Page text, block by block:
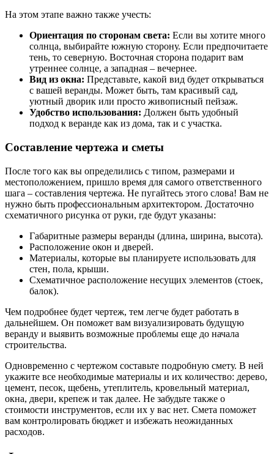
На этом этапе важно также учесть:
Ориентация по сторонам света: Если вы хотите много
солнца, выбирайте южную сторону. Если предпочитаете
тень, то северную. Восточная сторона подарит вам
утреннее солнце, а западная – вечернее.
Вид из окна: Представьте, какой вид будет открываться
с вашей веранды. Может быть, там красивый сад,
уютный дворик или просто живописный пейзаж.
Удобство использования: Должен быть удобный
подход к веранде как из дома, так и с участка.
Составление чертежа и сметы
После того как вы определились с типом, размерами и
местоположением, пришло время для самого ответственного
шага – составления чертежа. Не пугайтесь этого слова! Вам не
нужно быть профессиональным архитектором. Достаточно
схематичного рисунка от руки, где будут указаны:
Габаритные размеры веранды (длина, ширина, высота).
Расположение окон и дверей.
Материалы, которые вы планируете использовать для
стен, пола, крыши.
Схематичное расположение несущих элементов (стоек,
балок).
Чем подробнее будет чертеж, тем легче будет работать в
дальнейшем. Он поможет вам визуализировать будущую
веранду и выявить возможные проблемы еще до начала
строительства.
Одновременно с чертежом составьте подробную смету. В ней
укажите все необходимые материалы и их количество: дерево,
цемент, песок, щебень, утеплитель, кровельный материал,
окна, двери, крепеж и так далее. Не забудьте также о
стоимости инструментов, если их у вас нет. Смета поможет
вам контролировать бюджет и избежать неожиданных
расходов.